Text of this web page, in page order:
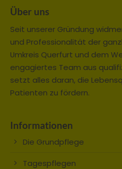
Drop us a line
info@yourdomain.com
About us
Lorem ipsum dolor sit
adipiscing elit.
magnis dis parturient
ridiculus mus. Donec
Über uns
Seit unserer Gründung
und Professionalität der
Umkreis Querfurt und dem
engagiertes Team aus
setzt alles daran, die
Patienten zu fördern.
Informationen
Die Grundpflege
Tagespflegen